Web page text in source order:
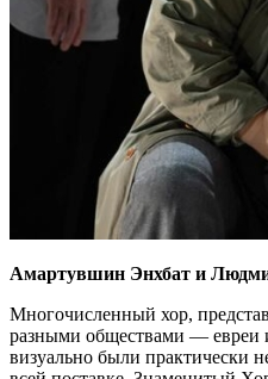
Амартувшин Энхбат и
Многочисленный хор,
разными обществами — евреи
визуально были практически